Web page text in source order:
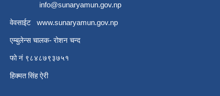
info@sunaryamun.gov.np
वेवसाईट www.sunaryamun.gov.np
एम्बुलेन्स चालक- रोशन चन्द
फो नं ९८४८७९३७५१
हिक्मत सिंह ऐरी